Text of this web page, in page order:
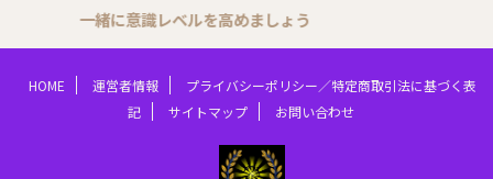
一緒に意識レベルを高めましょう
HOME 運営者情報
プライバシーポリシー／特定商取引法に基づく表
記
サイトマップ お問い合わせ